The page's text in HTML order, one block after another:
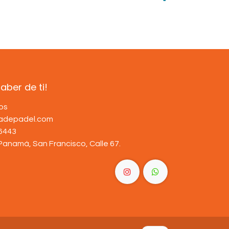
de ti!
San Francisco, Calle 67